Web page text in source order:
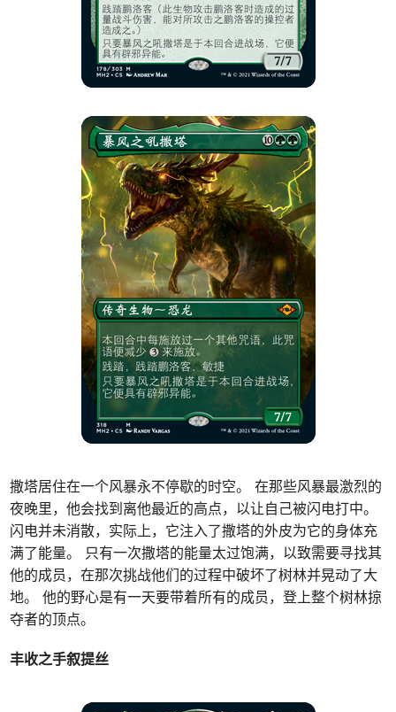
撒塔居住在一个风暴永不停歇的时空。 在那些风暴最激烈的
夜晚里，他会找到离他最近的高点，以让自己被闪电打中。
闪电并未消散，实际上，它注入了撒塔的外皮为它的身体充
满了能量。 只有一次撒塔的能量太过饱满，以致需要寻找其
他的成员，在那次挑战他们的过程中破坏了树林并晃动了大
地。 他的野心是有一天要带着所有的成员，登上整个树林掠
夺者的顶点。
丰收之手叙提丝